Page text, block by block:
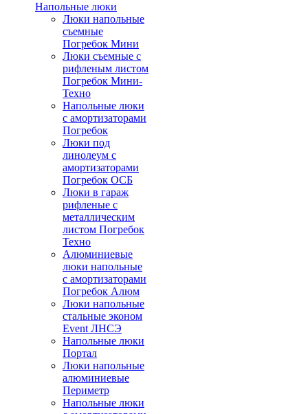
Напольные люки
Люки напольные
съемные
Погребок Мини
Люки съемные с
рифленым листом
Погребок Мини-
Техно
Напольные люки
с амортизаторами
Погребок
Люки под
линолеум с
амортизаторами
Погребок ОСБ
Люки в гараж
рифленые с
металлическим
листом Погребок
Техно
Алюминиевые
люки напольные
с амортизаторами
Погребок Алюм
Люки напольные
стальные эконом
Event ЛНСЭ
Напольные люки
Портал
Люки напольные
алюминиевые
Периметр
Напольные люки